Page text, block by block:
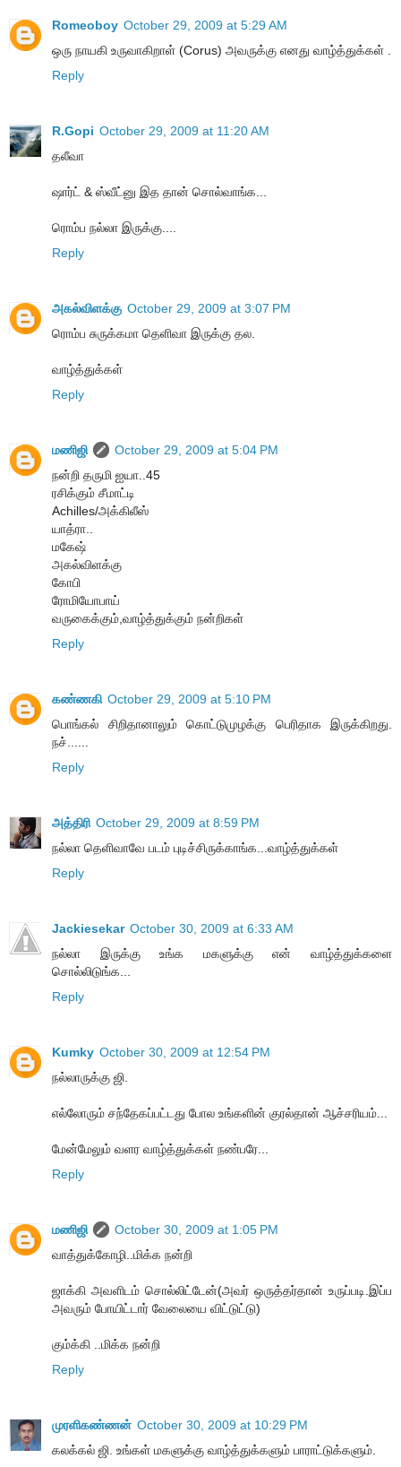
Romeoboy October 29, 2009 at 5:29 AM
ஒரு நாயகி உருவாகிறாள் (Corus) அவருக்கு எனது வாழ்த்துக்கள் .
Reply
R.Gopi October 29, 2009 at 11:20 AM
தலீவா
ஷார்ட் & ஸ்வீட்னு இத தான் சொல்வாங்க...
ரொம்ப நல்லா இருக்கு....
Reply
அகல்விளக்கு October 29, 2009 at 3:07 PM
ரொம்ப சுருக்கமா தெளிவா இருக்கு தல.
வாழ்த்துக்கள்
Reply
மணிஜி
October 29, 2009 at 5:04 PM
நன்றி தருமி ஐயா..45
ரசிக்கும் சீமாட்டி
Achilles/அக்கிலீஸ்
யாத்ரா..
மகேஷ்
அகல்விளக்கு
கோபி
ரோமியோபாய்
வருகைக்கும்,வாழ்த்துக்கும் நன்றிகள்
Reply
கண்ணகி October 29, 2009 at 5:10 PM
பொங்கல் சிறிதானாலும் கொட்டுமுழக்கு பெரிதாக இருக்கிறது.
நச்......
Reply
அத்திரி October 29, 2009 at 8:59 PM
நல்லா தெளிவாவே படம் புடிச்சிருக்காங்க...வாழ்த்துக்கள்
Reply
Jackiesekar October 30, 2009 at 6:33 AM
நல்லா இருக்கு உங்க மகளுக்கு என் வாழ்த்துக்களை
சொல்லிடுங்க...
Reply
Kumky October 30, 2009 at 12:54 PM
நல்லாருக்கு ஜி.
எல்லோரும் சந்தேகப்பட்டது போல உங்களின் குரல்தான் ஆச்சரியம்...
மேன்மேலும் வளர வாழ்த்துக்கள் நண்பரே...
Reply
மணிஜி
October 30, 2009 at 1:05 PM
வாத்துக்கோழி..மிக்க நன்றி
ஜாக்கி அவளிடம் சொல்லிட்டேன்(அவர் ஒருத்தர்தான் உருப்படி.இப்ப
அவரும் போயிட்டார் வேலையை விட்டுட்டு)
கும்க்கி ..மிக்க நன்றி
Reply
முரளிகண்ணன் October 30, 2009 at 10:29 PM
கலக்கல் ஜி. உங்கள் மகளுக்கு வாழ்த்துக்களும் பாராட்டுக்களும்.